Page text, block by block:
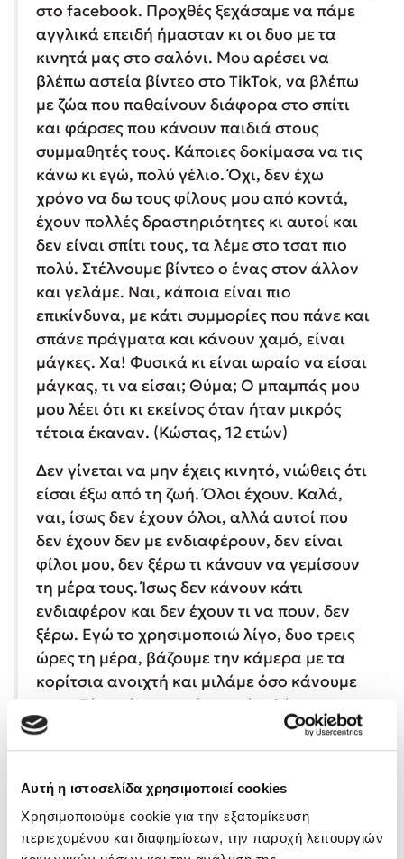
Αυτή η ιστοσελίδα χρησιμοποιεί cookies
Χρησιμοποιούμε cookie για την εξατομίκευση
περιεχομένου και διαφημίσεων, την παροχή λειτουργιών
στο facebook. Προχθές ξεχάσαμε να πάμε
αγγλικά επειδή ήμασταν κι οι δυο με τα
κινητά μας στο σαλόνι. Μου αρέσει να
βλέπω αστεία βίντεο στο TikTok, να βλέπω
με ζώα που παθαίνουν διάφορα στο σπίτι
και φάρσες που κάνουν παιδιά στους
συμμαθητές τους. Κάποιες δοκίμασα να τις
κάνω κι εγώ, πολύ γέλιο. Όχι, δεν έχω
χρόνο να δω τους φίλους μου από κοντά,
έχουν πολλές δραστηριότητες κι αυτοί και
δεν είναι σπίτι τους, τα λέμε στο τσατ πιο
πολύ. Στέλνουμε βίντεο ο ένας στον άλλον
και γελάμε. Ναι, κάποια είναι πιο
επικίνδυνα, με κάτι συμμορίες που πάνε και
σπάνε πράγματα και κάνουν χαμό, είναι
μάγκες. Χα! Φυσικά κι είναι ωραίο να είσαι
μάγκας, τι να είσαι; Θύμα; Ο μπαμπάς μου
μου λέει ότι κι εκείνος όταν ήταν μικρός
τέτοια έκαναν. (Κώστας, 12 ετών)
Δεν γίνεται να μην έχεις κινητό, νιώθεις ότι
είσαι έξω από τη ζωή. Όλοι έχουν. Καλά,
ναι, ίσως δεν έχουν όλοι, αλλά αυτοί που
δεν έχουν δεν με ενδιαφέρουν, δεν είναι
φίλοι μου, δεν ξέρω τι κάνουν να γεμίσουν
τη μέρα τους. Ίσως δεν κάνουν κάτι
ενδιαφέρον και δεν έχουν τι να πουν, δεν
ξέρω. Εγώ το χρησιμοποιώ λίγο, δυο τρεις
ώρες τη μέρα, βάζουμε την κάμερα με τα
κορίτσια ανοιχτή και μιλάμε όσο κάνουμε
τα μαθήματά μας από το σπίτι, λέμε τις
απαντήσεις η μία στην άλλη ή συζητάμε
άσχετα. Είναι ωραία παρέα, δεν θέλω να το
αν προλαβαίνω, βαριέμαι να βγαίνω κι από
το σπίτι συνέχεια, έτσι τις βλέπω συνεχώς
και είμαι και με τις πιτζάμες μου. Ναι, όταν